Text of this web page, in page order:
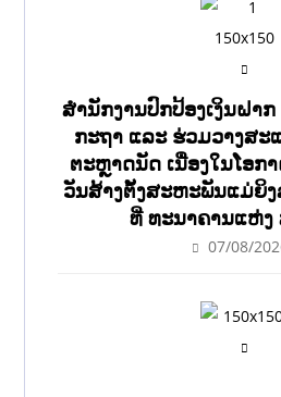
ສຳນັກງານປົກປ້ອງເງິນຝາ
ກະຖາ ແລະ ຮ່ວມວາງສະ
ຕະຫຼາດນັດ ເນື່ອງໃນໂອກ
ວັນສ້າງຕັ້ງສະຫະພັນແມ່ຍິງ
ທີ່ ທະນາຄານແຫ່ງ
07/08/